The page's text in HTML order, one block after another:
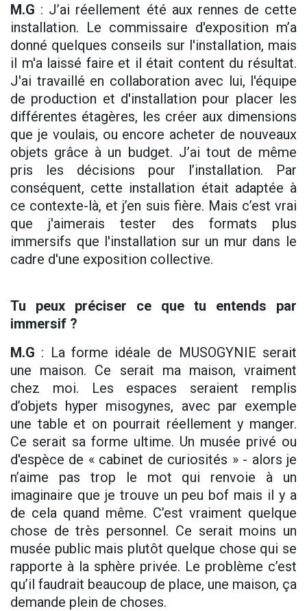
M.G : J’ai réellement été aux rennes de cette
installation. Le commissaire d'exposition m’a
donné quelques conseils sur l'installation, mais
il m'a laissé faire et il était content du résultat.
J'ai travaillé en collaboration avec lui, l'équipe
de production et d'installation pour placer les
différentes étagères, les créer aux dimensions
que je voulais, ou encore acheter de nouveaux
objets grâce à un budget. J’ai tout de même
pris les décisions pour l’installation. Par
conséquent, cette installation était adaptée à
ce contexte-là, et j’en suis fière. Mais c’est vrai
que j'aimerais tester des formats plus
immersifs que l'installation sur un mur dans le
cadre d'une exposition collective.
Tu peux préciser ce que tu entends par
immersif ?
M.G : La forme idéale de MUSOGYNIE serait
une maison. Ce serait ma maison, vraiment
chez moi. Les espaces seraient remplis
d’objets hyper misogynes, avec par exemple
une table et on pourrait réellement y manger.
Ce serait sa forme ultime. Un musée privé ou
d'espèce de « cabinet de curiosités » - alors je
n’aime pas trop le mot qui renvoie à un
imaginaire que je trouve un peu bof mais il y a
de cela quand même. C’est vraiment quelque
chose de très personnel. Ce serait moins un
musée public mais plutôt quelque chose qui se
rapporte à la sphère privée. Le problème c’est
qu’il faudrait beaucoup de place, une maison, ça
demande plein de choses.